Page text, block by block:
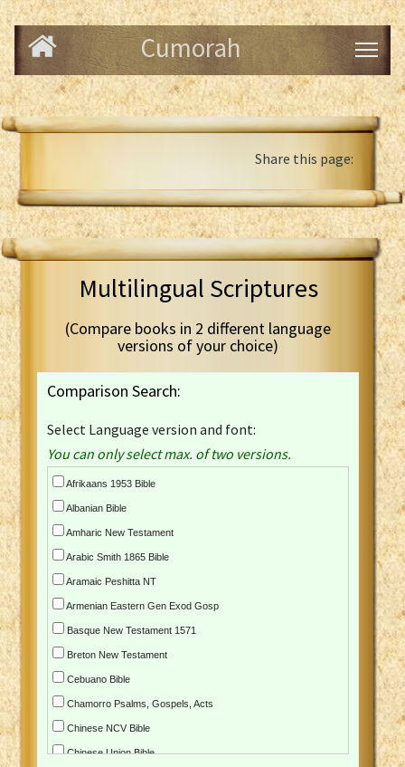
Cumorah
Share this page:
Multilingual Scriptures
(Compare books in 2 different language
versions of your choice)
Comparison Search:
Select Language version and font:
You can only select max. of two versions.
Afrikaans 1953 Bible
Albanian Bible
Amharic New Testament
Arabic Smith 1865 Bible
Aramaic Peshitta NT
Armenian Eastern Gen Exod Gosp
Basque New Testament 1571
Breton New Testament
Cebuano Bible
Chamorro Psalms, Gospels, Acts
Chinese NCV Bible
Chinese Union Bible